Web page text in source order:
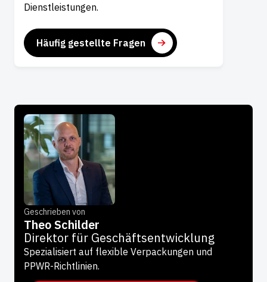
Dienstleistungen.
Häufig gestellte Fragen
Geschrieben von
Theo Schilder
Direktor für Geschäftsentwicklung
Spezialisiert auf flexible Verpackungen und
PPWR-Richtlinien.